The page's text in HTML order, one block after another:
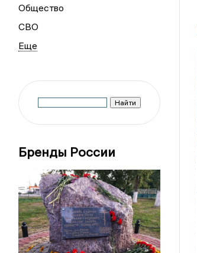
Общество
СВО
Бренды России